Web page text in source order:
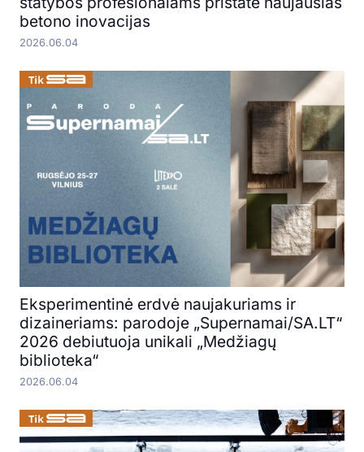
betono inovacijas
2026.06.04
Eksperimentinė erdvė naujakuriams ir
dizaineriams: parodoje „Supernamai/SA.LT“
2026 debiutuoja unikali „Medžiagų
biblioteka“
2026.06.04